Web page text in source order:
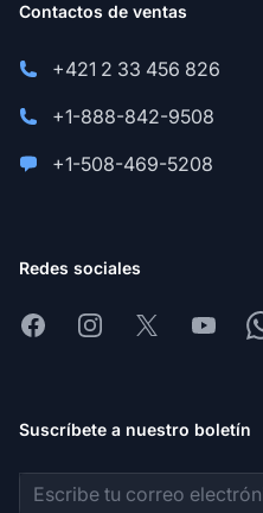
Contactos de ventas
+421 2 33 456 826
+1-888-842-9508
+1-508-469-5208
Redes sociales
FacebookInstagram
X Youtube
Suscríbete a nuestro boletín
Dirección de correo